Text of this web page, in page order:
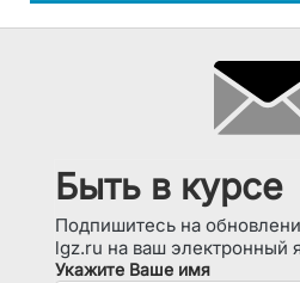
Быть в курсе
Подпишитесь на
lgz.ru на ваш электронный
Укажите Ваше имя